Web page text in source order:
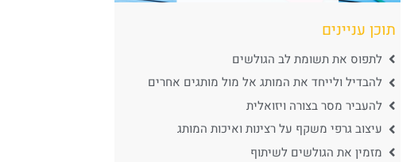
תוכן עניינים
לתפוס את תשומת לב הגולשים
להבדיל ולייחד את המותג אל מול מותגים אחרים
להעביר מסר בצורה ויזואלית
עיצוב גרפי משקף על רצינות ואיכות המותג
מזמין את הגולשים לשיתוף